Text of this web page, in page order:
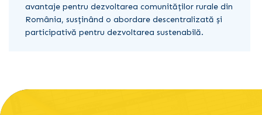
avantaje pentru dezvoltarea comunităților rurale din
România, susținând o abordare descentralizată și
participativă pentru dezvoltarea sustenabilă.